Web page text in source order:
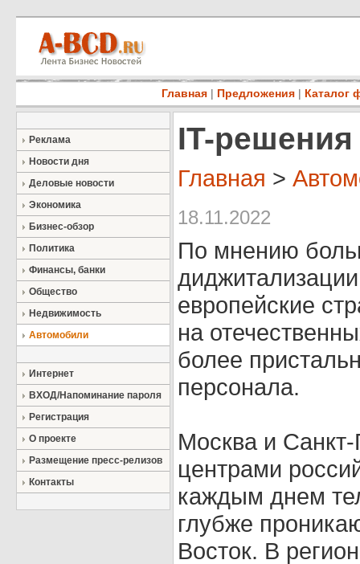
Главная | Предложения | Каталог
Реклама
Новости дня
Деловые новости
Экономика
Бизнес-обзор
Политика
Финансы, банки
Общество
Недвижимость
Автомобили
Интернет
ВХОД/Напоминание пароля
Регистрация
О проекте
Размещение пресс-релизов
Контакты
IT-решения
Главная >
18.11.2022
По мнению
европейские
на
более
персонала.
Москва и
центрами
каждым днем
глубже
Восток. В